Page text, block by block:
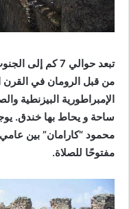
تبعد حوالي 7
من قبل الرومان في القرن
الإمبراطورية البيزنطية
ساحة و يحاط بها خندق.
مفتوحًا للصلاة.